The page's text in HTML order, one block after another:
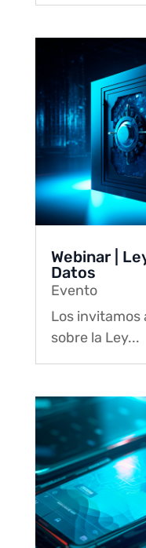
Webinar |
Datos
Evento
Los invitamos
sobre la Ley...